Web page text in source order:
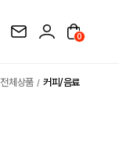
0
전체상품 커피/음료